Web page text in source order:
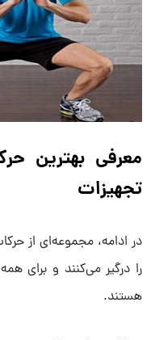
معرفی بهترین
تجهیزات
در ادامه، مجموعه‌ای از
را درگیر می‌کنند و برای
هستند.